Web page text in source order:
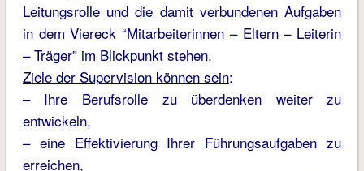
Leitungsrolle und die damit verbundenen Aufgaben
in dem Viereck “Mitarbeiterinnen – Eltern – Leiterin
– Träger” im Blickpunkt stehen.
Ziele der Supervision können sein:
– Ihre Berufsrolle zu überdenken weiter zu
entwickeln,
– eine Effektivierung Ihrer Führungsaufgaben zu
erreichen,